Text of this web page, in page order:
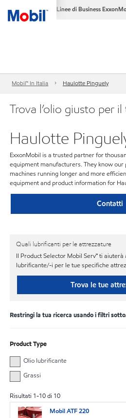
Linee di Business
Mobil™ In Italia Haulotte Pinguely
Trova l’olio giusto per
Haulotte
ExxonMobil is a trusted partner for
equipment manufacturers. They know
machines running longer and more
equipment and product information for
Contatti
Quali lubrificanti per le attrezzature
Il Product Selector Mobil Serv℠ ti
lubrificante/-i per le tue specifiche
Trova le tue
Restringi la tua ricerca usando i filtri
Product Type
Olio lubrificante
Grassi
Risultati 1-10di 10
Mobil ATF 220